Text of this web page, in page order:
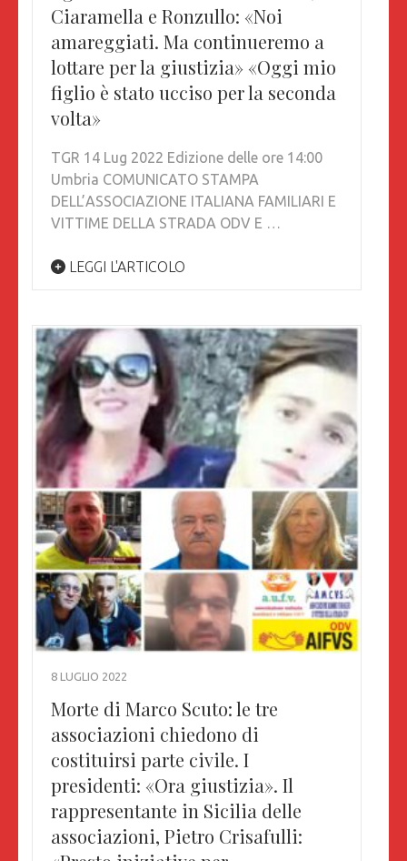
Ciaramella e Ronzullo: «Noi
amareggiati. Ma continueremo a
lottare per la giustizia» «Oggi mio
figlio è stato ucciso per la seconda
volta»
TGR 14 Lug 2022 Edizione delle ore 14:00
Umbria COMUNICATO STAMPA
DELL’ASSOCIAZIONE ITALIANA FAMILIARI E
VITTIME DELLA STRADA ODV E …
LEGGI L'ARTICOLO
8 LUGLIO 2022
Morte di Marco Scuto: le tre
associazioni chiedono di
costituirsi parte civile. I
presidenti: «Ora giustizia». Il
rappresentante in Sicilia delle
associazioni, Pietro Crisafulli: